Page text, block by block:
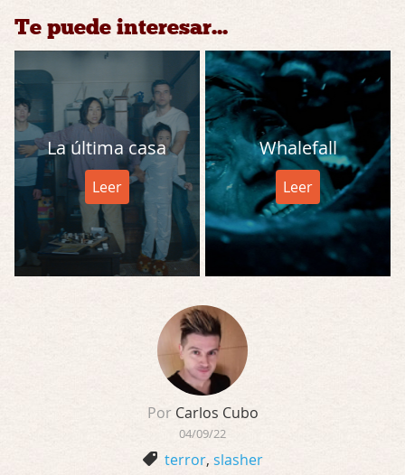
Te puede interesar...
La última casa
Leer
Whalefall
Leer
PorCarlos Cubo
04/09/22
terror, slasher